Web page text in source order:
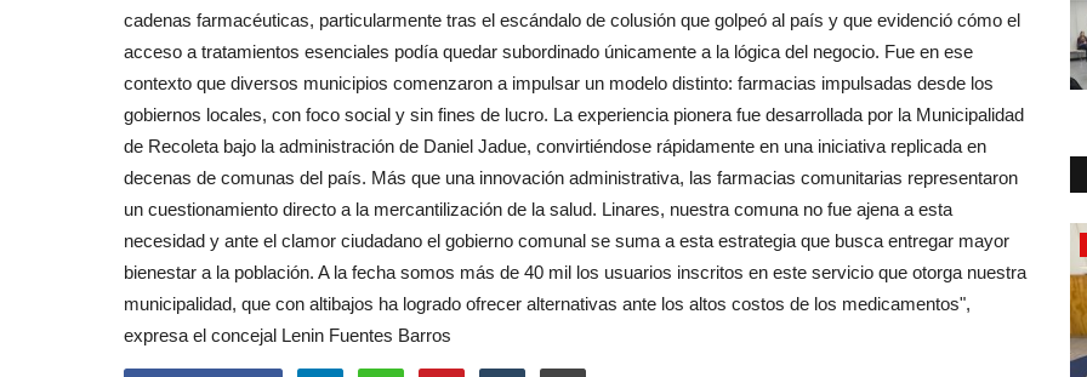
cadenas farmacéuticas, particularmente tras el escándalo de colusión que golpeó al país y que evidenció cómo el
acceso a tratamientos esenciales podía quedar subordinado únicamente a la lógica del negocio. Fue en ese
contexto que diversos municipios comenzaron a impulsar un modelo distinto: farmacias impulsadas desde los
gobiernos locales, con foco social y sin fines de lucro. La experiencia pionera fue desarrollada por la Municipalidad
de Recoleta bajo la administración de Daniel Jadue, convirtiéndose rápidamente en una iniciativa replicada en
decenas de comunas del país. Más que una innovación administrativa, las farmacias comunitarias representaron
un cuestionamiento directo a la mercantilización de la salud. Linares, nuestra comuna no fue ajena a esta
necesidad y ante el clamor ciudadano el gobierno comunal se suma a esta estrategia que busca entregar mayor
bienestar a la población. A la fecha somos más de 40 mil los usuarios inscritos en este servicio que otorga nuestra
municipalidad, que con altibajos ha logrado ofrecer alternativas ante los altos costos de los medicamentos",
expresa el concejal Lenin Fuentes Barros
Crónica Tribunales